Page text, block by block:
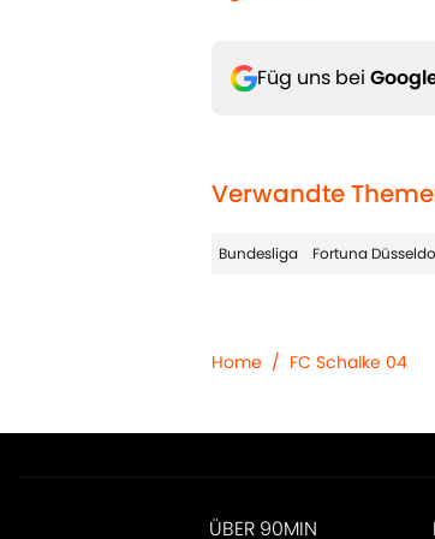
Füg uns bei
Verwandte
Bundesliga Fortuna
Home / FC Schalke 04
ÜBER 90MIN